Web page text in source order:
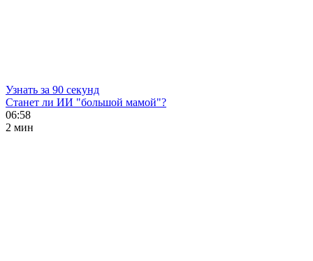
Узнать за 90 секунд
Станет ли ИИ "большой мамой"?
06:58
2 мин